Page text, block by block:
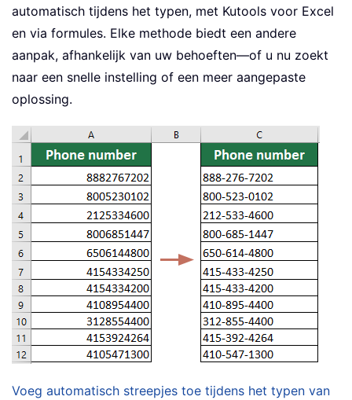
automatisch tijdens het typen, met Kutools voor Excel
en via formules. Elke methode biedt een andere
aanpak, afhankelijk van uw behoeften—of u nu zoekt
naar een snelle instelling of een meer aangepaste
oplossing.
Voeg automatisch streepjes toe tijdens het typen van